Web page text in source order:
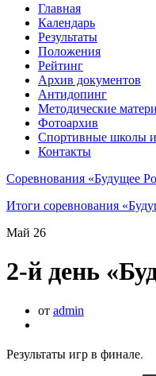
Главная
Календарь
Результаты
Положения
Рейтинг
Архив документов
Антидопинг
Методические
Фотоархив
Спортивные школы
Контакты
Соревнования «Будущее
Итоги соревнования
Май 26
2-й день
от admin
Результаты игр в финале.